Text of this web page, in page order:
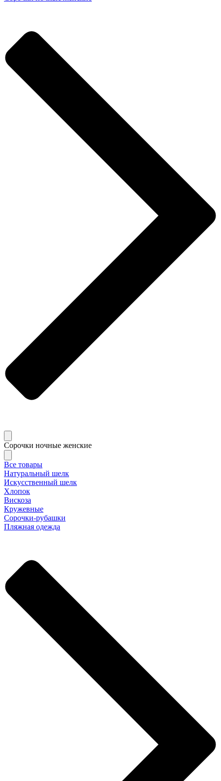
Сорочки ночные женские
Все товары
Натуральный шелк
Искусственный шелк
Хлопок
Вискоза
Кружевные
Сорочки-рубашки
Пляжная одежда